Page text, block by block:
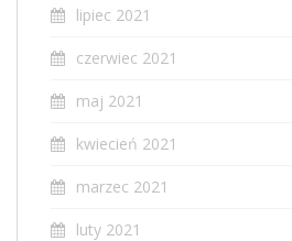
lipiec 2021
czerwiec 2021
maj 2021
kwiecień 2021
marzec 2021
luty 2021